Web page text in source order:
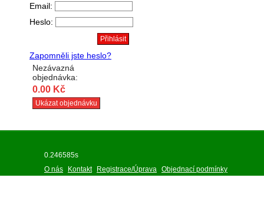
Email:
Heslo:
Zapomněli jste heslo?
Nezávazná
objednávka:
0.00 Kč
0.246585s
O nás
Kontakt Registrace/Úprava Objednací podmínky